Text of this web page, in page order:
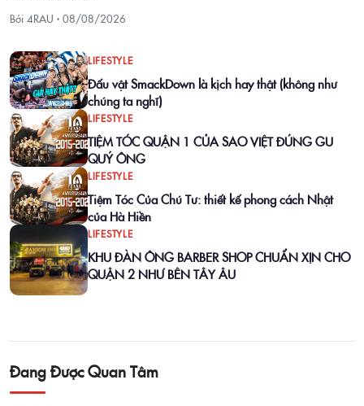
Bởi 4RAU · 08/08/2026
LIFESTYLE
Đấu vật SmackDown là kịch hay thật (không như
chúng ta nghĩ)
LIFESTYLE
TIỆM TÓC QUẬN 1 CỦA SAO VIỆT ĐÚNG GU
QUÝ ÔNG
LIFESTYLE
Tiệm Tóc Của Chú Tư: thiết kế phong cách Nhật
của Hà Hiền
LIFESTYLE
KHU ĐÀN ÔNG BARBER SHOP CHUẨN XỊN CHO
QUẬN 2 NHƯ BÊN TÂY ÂU
Đang Được Quan Tâm